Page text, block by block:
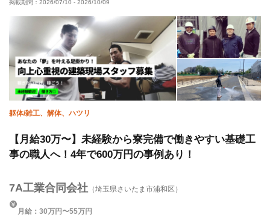
年末年始休暇 残業月20時間以下
車・バイク通勤OK
掲載期間： 2026/07/10 - 2026/10/09
躯体/雑工、解体、ハツリ
【月給30万〜】未経験から寮完備で働きやすい基礎工
事の職人へ！4年で600万円の事例あり！
7A工業合同会社 （埼玉県さいたま市浦和区）
月給：30万円〜55万円